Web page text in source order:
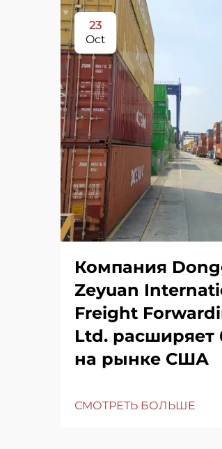
23
Oct
Компания
Zeyuan
Freight
Ltd. расширяет
на рынке США
СМОТРЕТЬ БОЛЬШЕ